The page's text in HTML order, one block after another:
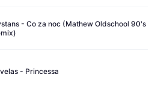
- Co za noc (Mathew Oldschool 90's
- Princessa